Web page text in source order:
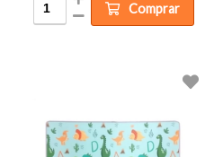
Comprar